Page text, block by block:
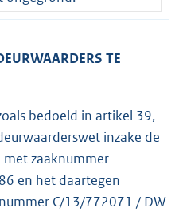
TE
bedoeld in artikel 39,
inzake de
met zaaknummer
en het daartegen
C/13/772071 / DW